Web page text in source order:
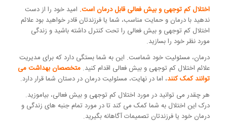
اختلال کم توجهی و بیش فعالی قابل درمان است. امید خود را از دست
ندهید با درمان و حمایت مناسب، شما یا فرزندتان قادر خواهید بود علائم
اختلال کم توجهی و بیش فعالی را تحت کنترل داشته باشید و زندگی
مورد نظر خود را بسازید.
درمان، مسئولیت خود شماست. این به شما بستگی دارد که برای مدیریت
علائم اختلال کم توجهی و بیش فعالی اقدام کنید. متخصصان بهداشت می
توانند کمک کنند، اما در نهایت، مسئولیت درمان در دستان شما قرار دارد.
هر چقدر می توانید در مورد اختلال کم توجهی و بیش فعالی، بیاموزید.
درک این اختلال به شما کمک می کند تا در مورد تمام جنبه های زندگی و
درمان خود یا فرزندتان تصمیمات آگاهانه بگیرید.